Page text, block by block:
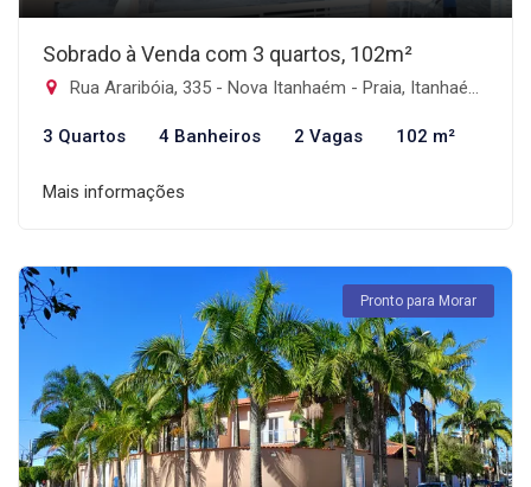
Sobrado à Venda com 3 quartos, 102m²
Rua Araribóia, 335 - Nova Itanhaém - Praia, Itanhaém-SP
3 Quartos 4 Banheiros 2 Vagas 102 m²
Mais informações
Pronto para Morar